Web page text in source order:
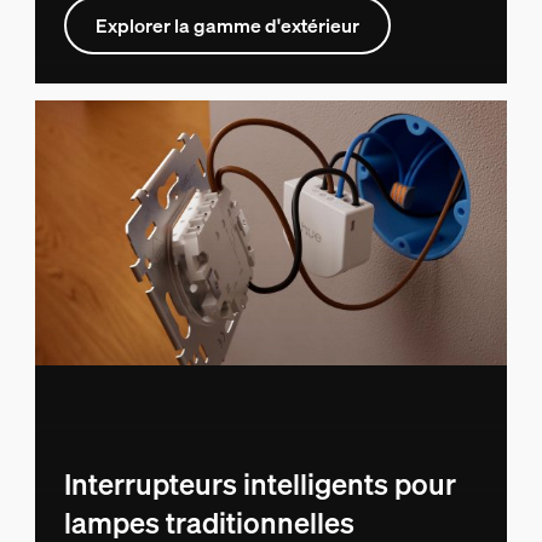
Explorer la gamme d'extérieur
Interrupteurs intelligents pour
lampes traditionnelles